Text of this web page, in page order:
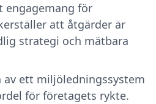
engagemang för
att åtgärder är
strategi och mätbara
ett miljöledningssystem
för företagets rykte.